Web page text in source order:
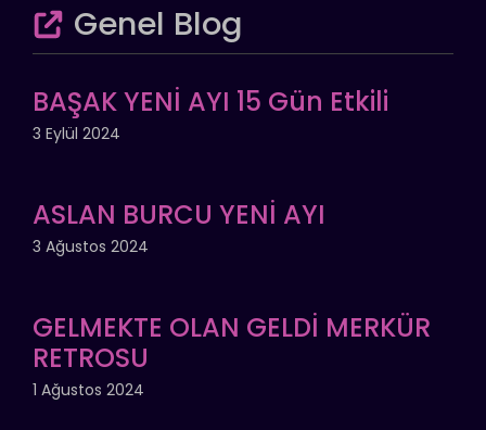
Genel Blog
BAŞAK YENİ AYI 15 Gün Etkili
3 Eylül 2024
ASLAN BURCU YENİ AYI
3 Ağustos 2024
GELMEKTE OLAN GELDİ MERKÜR
RETROSU
1 Ağustos 2024